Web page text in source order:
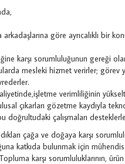
arkadaşlarına göre ayrıcalıklı bir
karşı sorumluluğunun gereği
mesleki hizmet verirler; görev
verimliliğinin
çıkarları gözetme kaydıyla
doğrultudaki çalışmaları
çağa ve doğaya karşı
katkıda bulunmak için
karşı sorumluluklarının,